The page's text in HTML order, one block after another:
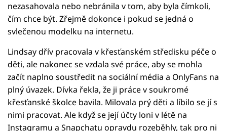
nezasahovala nebo nebránila v tom, aby byla čímkoli,
čím chce být. Zřejmě dokonce i pokud se jedná o
svlečenou modelku na internetu.
Lindsay dřív pracovala v křesťanském středisku péče o
děti, ale nakonec se vzdala své práce, aby se mohla
začít naplno soustředit na sociální média a OnlyFans na
plný úvazek. Dívka řekla, že ji práce v soukromé
křesťanské školce bavila. Milovala prý děti a líbilo se jí s
nimi pracovat. Ale když se její účty loni v létě na
Instagramu a Snapchatu opravdu rozeběhly, tak pro ni